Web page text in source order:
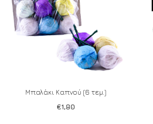
Μπαλάκι Καπνού (6 τεμ.)
€1,80